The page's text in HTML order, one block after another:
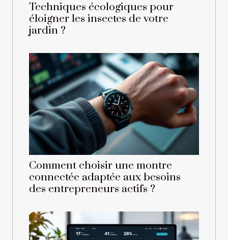
Techniques écologiques pour
éloigner les insectes de votre
jardin ?
Comment choisir une montre
connectée adaptée aux besoins
des entrepreneurs actifs ?